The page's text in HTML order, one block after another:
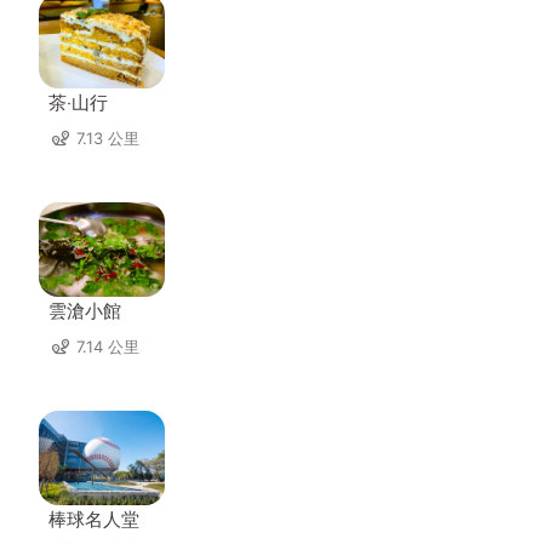
茶‧山行
7.13 公里
雲滄小館
7.14 公里
棒球名人堂